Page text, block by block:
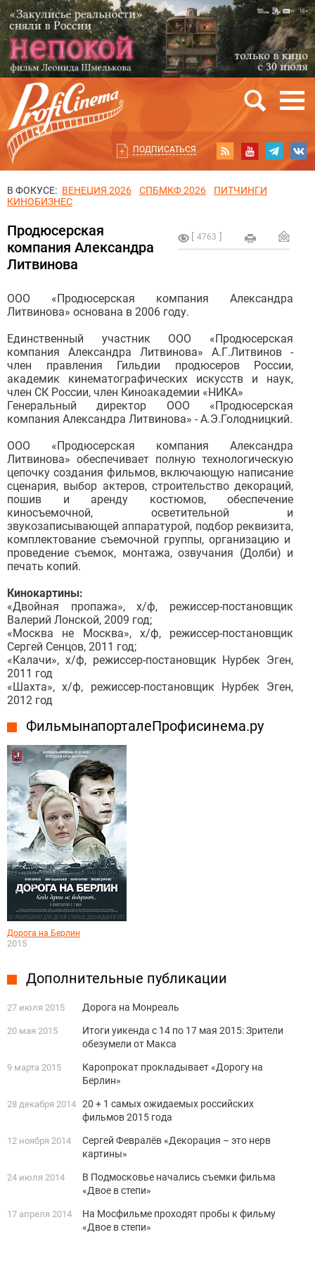
ПОДПИСАТЬСЯ
В ФОКУСЕ: ВЕНЕЦИЯ 2026 СПБМКФ 2026
ПИТЧИНГИ
КИНОБИЗНЕС
4763
Продюсерская
компания Александра
Литвинова
ООО «Продюсерская компания Александра
Литвинова» основана в 2006 году.
Единственный участник ООО «Продюсерская
компания Александра Литвинова» А.Г.Литвинов -
член правления Гильдии продюсеров России,
академик кинематографических искусств и наук,
член СК России, член Киноакадемии «НИКА»
Генеральный директор ООО «Продюсерская
компания Александра Литвинова» - А.Э.Голодницкий.
ООО «Продюсерская компания Александра
Литвинова» обеспечивает полную технологическую
цепочку создания фильмов, включающую написание
сценария, выбор актеров, строительство декораций,
пошив и аренду костюмов, обеспечение
киносъемочной, осветительной и
звукозаписывающей аппаратурой, подбор реквизита,
комплектование съемочной группы, организацию и
проведение съемок, монтажа, озвучания (Долби) и
печать копий.
Кинокартины:
«Двойная пропажа», х/ф, режиссер-постановщик
Валерий Лонской, 2009 год;
«Москва не Москва», х/ф, режиссер-постановщик
Сергей Сенцов, 2011 год;
«Калачи», х/ф, режиссер-постановщик Нурбек Эген,
2011 год
«Шахта», х/ф, режиссер-постановщик Нурбек Эген,
2012 год
Фильмы на портале Профисинема.ру
Дорога на Берлин
2015
Дополнительные публикации
27 июля 2015 Дорога на Монреаль
20 мая 2015
Итоги уикенда с 14 по 17 мая 2015: Зрители
обезумели от Макса
9 марта 2015
Каропрокат прокладывает «Дорогу на
Берлин»
28 декабря 2014 20 + 1 самых ожидаемых российских
фильмов 2015 года
12 ноября 2014
Сергей Февралёв «Декорация – это нерв
картины»
24 июля 2014
В Подмосковье начались съемки фильма
«Двое в степи»
17 апреля 2014
На Мосфильме проходят пробы к фильму
«Двое в степи»